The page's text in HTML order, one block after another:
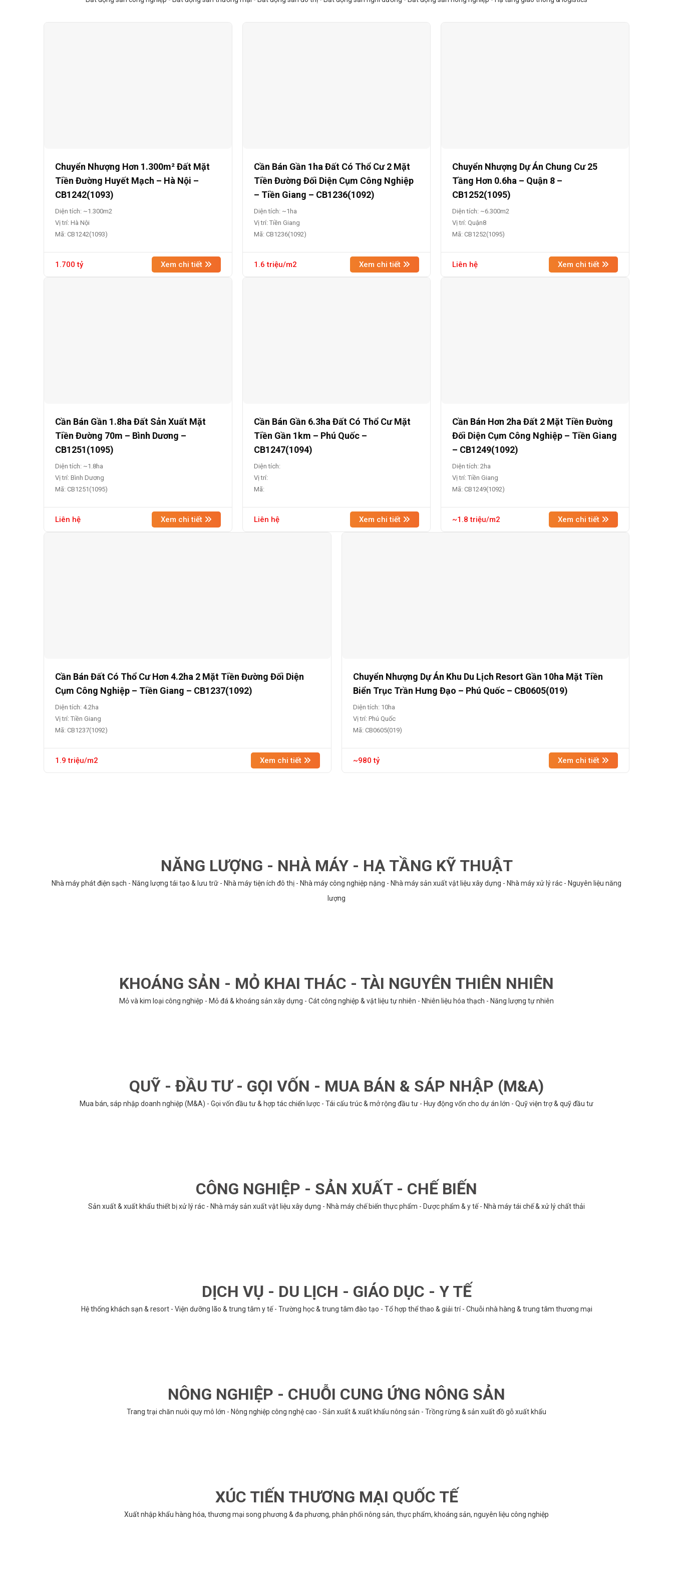
Chuyển Nhượng Hơn 1.300m² Đất Mặt
Tiền Đường Huyết Mạch – Hà Nội –
CB1242(1093)
Diện tích: ~1.300m2
Vị trí: Hà Nội
Mã: CB1242(1093)
1.700 tỷ Xem chi tiết
Cần Bán Gần 1ha Đất Có Thổ Cư 2 Mặt
Tiền Đường Đối Diện Cụm Công Nghiệp
– Tiền Giang – CB1236(1092)
Diện tích: ~1ha
Vị trí: Tiền Giang
Mã: CB1236(1092)
1.6 triệu/m2 Xem chi tiết
Chuyển Nhượng Dự Án Chung Cư 25
Tầng Hơn 0.6ha – Quận 8 –
CB1252(1095)
Diện tích: ~6.300m2
Vị trí: Quận8
Mã: CB1252(1095)
Liên hệ Xem chi tiết
Cần Bán Gần 1.8ha Đất Sản Xuất Mặt
Tiền Đường 70m – Bình Dương –
CB1251(1095)
Diện tích: ~1.8ha
Vị trí: Bình Dương
Mã: CB1251(1095)
Liên hệ Xem chi tiết
Cần Bán Gần 6.3ha Đất Có Thổ Cư Mặt
Tiền Gần 1km – Phú Quốc –
CB1247(1094)
Diện tích:
Vị trí:
Mã:
Liên hệ Xem chi tiết
Cần Bán Hơn 2ha Đất 2 Mặt Tiền Đường
Đối Diện Cụm Công Nghiệp – Tiền Giang
– CB1249(1092)
Diện tích: 2ha
Vị trí: Tiền Giang
Mã: CB1249(1092)
~1.8 triệu/m2 Xem chi tiết
Cần Bán Đất Có Thổ Cư Hơn 4.2ha 2 Mặt Tiền Đường Đối Diện
Cụm Công Nghiệp – Tiền Giang – CB1237(1092)
Diện tích: 4.2ha
Vị trí: Tiền Giang
Mã: CB1237(1092)
1.9 triệu/m2 Xem chi tiết
Chuyển Nhượng Dự Án Khu Du Lịch Resort Gần 10ha Mặt Tiền
Biển Trục Trần Hưng Đạo – Phú Quốc – CB0605(019)
Diện tích: 10ha
Vị trí: Phú Quốc
Mã: CB0605(019)
~980 tỷ Xem chi tiết
NĂNG LƯỢNG - NHÀ MÁY - HẠ TẦNG KỸ THUẬT
Nhà máy phát điện sạch - Năng lượng tái tạo & lưu trữ - Nhà máy tiện ích đô thị - Nhà máy công nghiệp nặng - Nhà máy sản xuất vật liệu xây dựng - Nhà máy xử lý rác - Nguyên liệu năng
lượng
KHOÁNG SẢN - MỎ KHAI THÁC - TÀI NGUYÊN THIÊN NHIÊN
Mỏ và kim loại công nghiệp - Mỏ đá & khoáng sản xây dựng - Cát công nghiệp & vật liệu tự nhiên - Nhiên liệu hóa thạch - Năng lượng tự nhiên
QUỸ - ĐẦU TƯ - GỌI VỐN - MUA BÁN & SÁP NHẬP (M&A)
Mua bán, sáp nhập doanh nghiệp (M&A) - Gọi vốn đầu tư & hợp tác chiến lược - Tái cấu trúc & mở rộng đầu tư - Huy động vốn cho dự án lớn - Quỹ viện trợ & quỹ đầu tư
CÔNG NGHIỆP - SẢN XUẤT - CHẾ BIẾN
Sản xuất & xuất khẩu thiết bị xử lý rác - Nhà máy sản xuất vật liệu xây dựng - Nhà máy chế biến thực phẩm - Dược phẩm & y tế - Nhà máy tái chế & xử lý chất thải
DỊCH VỤ - DU LỊCH - GIÁO DỤC - Y TẾ
Hệ thống khách sạn & resort - Viện dưỡng lão & trung tâm y tế - Trường học & trung tâm đào tạo - Tổ hợp thể thao & giải trí - Chuỗi nhà hàng & trung tâm thương mại
NÔNG NGHIỆP - CHUỖI CUNG ỨNG NÔNG SẢN
Trang trại chăn nuôi quy mô lớn - Nông nghiệp công nghệ cao - Sản xuất & xuất khẩu nông sản - Trồng rừng & sản xuất đồ gỗ xuất khẩu
XÚC TIẾN THƯƠNG MẠI QUỐC TẾ
Xuất nhập khẩu hàng hóa, thương mại song phương & đa phương, phân phối nông sản, thực phẩm, khoáng sản, nguyên liệu công nghiệp